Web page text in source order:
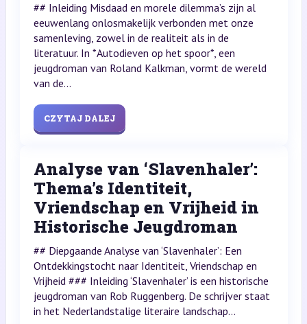
## Inleiding Misdaad en morele dilemma’s zijn al
eeuwenlang onlosmakelijk verbonden met onze
samenleving, zowel in de realiteit als in de
literatuur. In *Autodieven op het spoor*, een
jeugdroman van Roland Kalkman, vormt de wereld
van de...
CZYTAJ DALEJ
Analyse van ‘Slavenhaler’:
Thema’s Identiteit,
Vriendschap en Vrijheid in
Historische Jeugdroman
## Diepgaande Analyse van ‘Slavenhaler’: Een
Ontdekkingstocht naar Identiteit, Vriendschap en
Vrijheid ### Inleiding ‘Slavenhaler’ is een historische
jeugdroman van Rob Ruggenberg. De schrijver staat
in het Nederlandstalige literaire landschap...